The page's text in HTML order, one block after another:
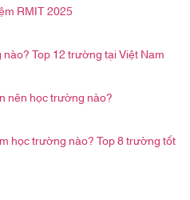
RMIT 2025
Top 12 trường tại Việt Nam
nên học trường nào?
học trường nào? Top 8 trường tốt